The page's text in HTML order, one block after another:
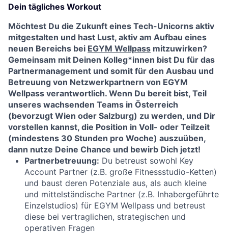
Dein tägliches Workout
Möchtest Du die Zukunft eines Tech-Unicorns aktiv
mitgestalten und hast Lust, aktiv am Aufbau eines
neuen Bereichs bei EGYM Wellpass mitzuwirken?
Gemeinsam mit Deinen Kolleg*innen bist Du für das
Partnermanagement und somit für den Ausbau und
Betreuung von Netzwerkpartnern von EGYM
Wellpass verantwortlich. Wenn Du bereit bist, Teil
unseres wachsenden Teams in Österreich
(bevorzugt Wien oder Salzburg) zu werden, und Dir
vorstellen kannst, die Position in Voll- oder Teilzeit
(mindestens 30 Stunden pro Woche) auszuüben,
dann nutze Deine Chance und bewirb Dich jetzt!
Partnerbetreuung: Du betreust sowohl Key
Account Partner (z.B. große Fitnessstudio-Ketten)
und baust deren Potenziale aus, als auch kleine
und mittelständische Partner (z.B. Inhabergeführte
Einzelstudios) für EGYM Wellpass und betreust
diese bei vertraglichen, strategischen und
operativen Fragen